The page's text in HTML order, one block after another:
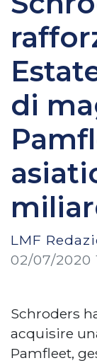
di
LMF
02/07/2020
Schroders
acquisire
Pamfleet,